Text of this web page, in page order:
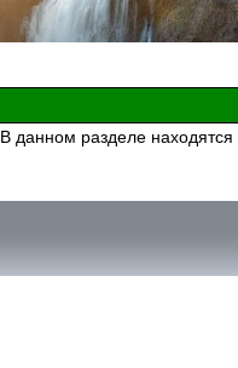
В данном разделе